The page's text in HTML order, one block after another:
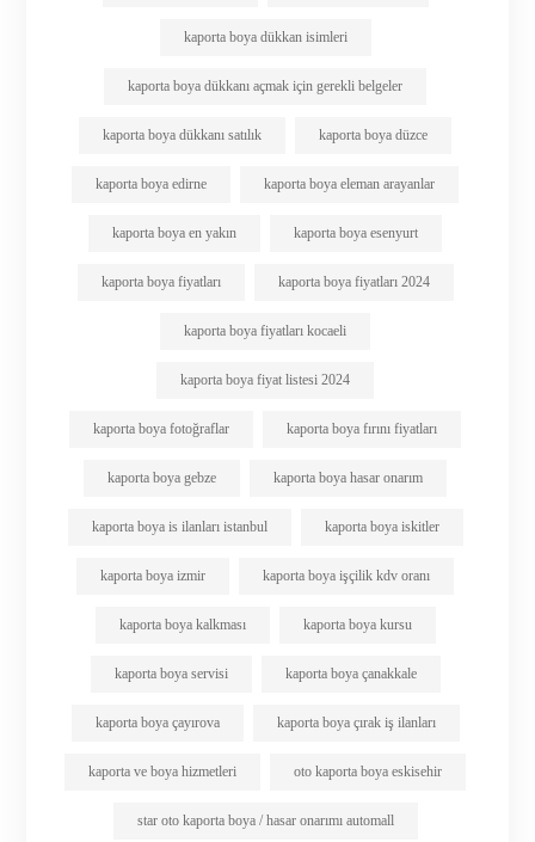
kaporta boya dükkan isimleri
kaporta boya dükkanı açmak için gerekli belgeler
kaporta boya dükkanı satılık kaporta boya düzce
kaporta boya edirne kaporta boya eleman arayanlar
kaporta boya en yakın kaporta boya esenyurt
kaporta boya fiyatları kaporta boya fiyatları 2024
kaporta boya fiyatları kocaeli
kaporta boya fiyat listesi 2024
kaporta boya fotoğraflar kaporta boya fırını fiyatları
kaporta boya gebze kaporta boya hasar onarım
kaporta boya is ilanları istanbul kaporta boya iskitler
kaporta boya izmir kaporta boya işçilik kdv oranı
kaporta boya kalkması kaporta boya kursu
kaporta boya servisi kaporta boya çanakkale
kaporta boya çayırova kaporta boya çırak iş ilanları
kaporta ve boya hizmetleri oto kaporta boya eskisehir
star oto kaporta boya / hasar onarımı automall